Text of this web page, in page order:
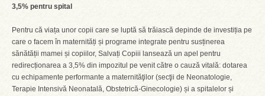
3,5% pentru spital
Pentru că viața unor copii care se luptă să trăiască depinde de investiția pe
care o facem în maternități și programe integrate pentru susținerea
sănătății mamei și copiilor, Salvați Copiii lansează un apel pentru
redirecționarea a 3,5% din impozitul pe venit către o cauză vitală: dotarea
cu echipamente performante a maternităţilor (secţii de Neonatologie,
Terapie Intensivă Neonatală, Obstetrică-Ginecologie) și a spitalelor și